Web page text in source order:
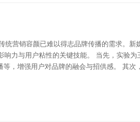
营销容颜已难以得志品牌传播的需求。
力与用户粘性的关键技能。 当先，实验
，增强用户对品牌的融会与招供感。 其